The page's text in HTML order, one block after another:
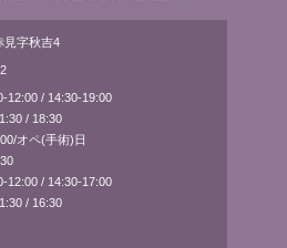
見字秋吉4
/ 14:30-19:00
/ 18:30
オペ(手術)日
/ 14:30-17:00
/ 16:30